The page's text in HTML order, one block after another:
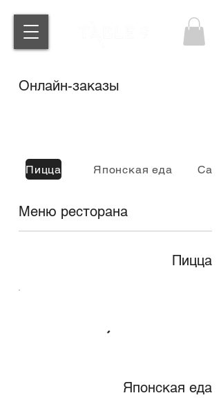
Онлайн-заказы
Меню ресторана
Пицца
Японская еда
Пицца Японская еда